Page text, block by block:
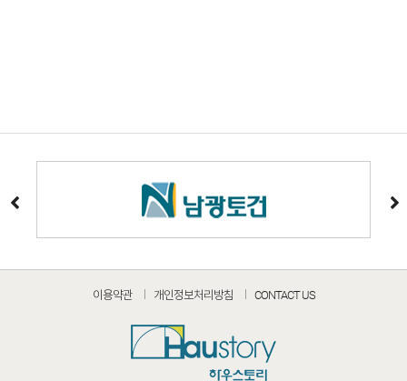
이용약관 개인정보처리방침 CONTACT US